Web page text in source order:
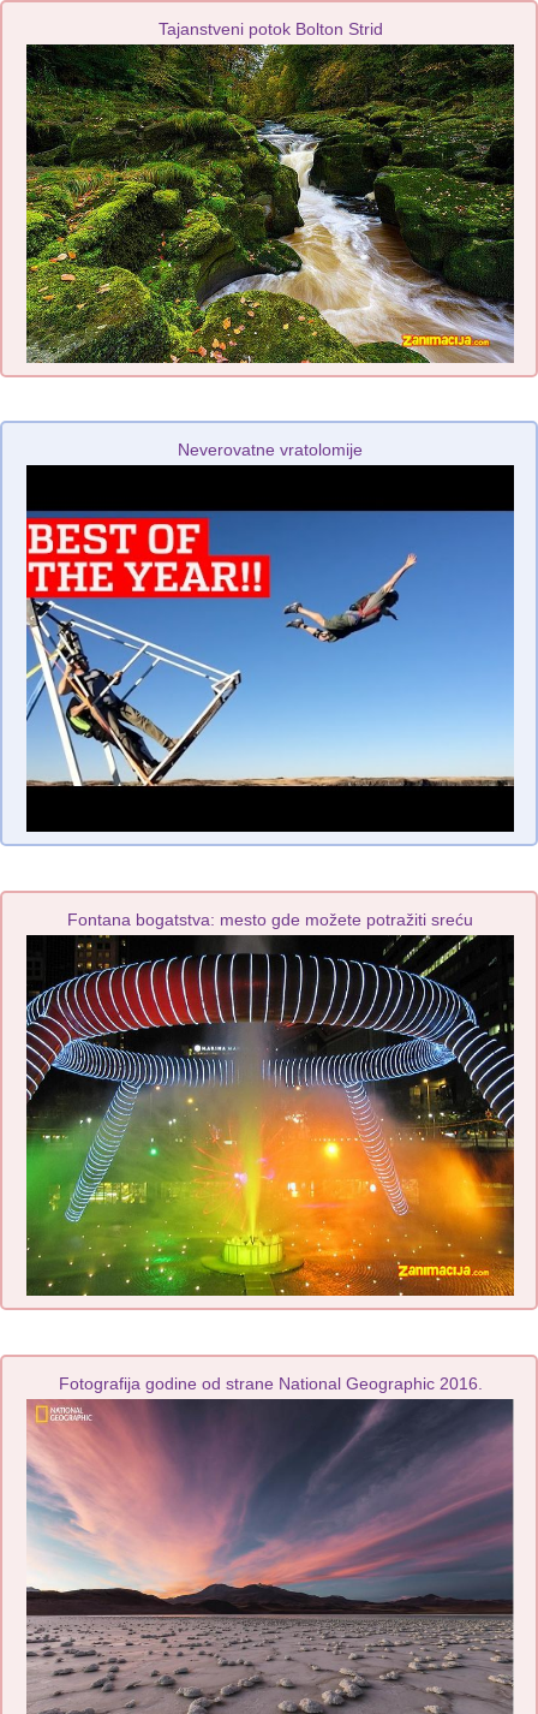
Tajanstveni potok Bolton Strid
Neverovatne vratolomije
Fontana bogatstva: mesto gde možete potražiti sreću
Fotografija godine od strane National Geographic 2016.